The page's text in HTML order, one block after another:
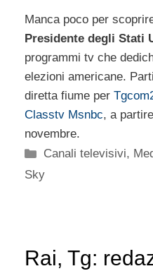
Manca poco per
Presidente degli Stati
programmi tv che
elezioni americane.
diretta fiume per
Classtv Msnbc, a
novembre.
Categorie
Canali televisivi,
Sky
Rai, Tg: